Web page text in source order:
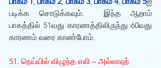
படிக்க சொடுக்கவும்.  இந்த ஆறாம்
பாகத்தில் 51வது காரணத்திலிருந்து 60வது
காரணம் வரை காண்போம்.
51. நெய்யில் விழுந்த எலி – அல்லாஹ்